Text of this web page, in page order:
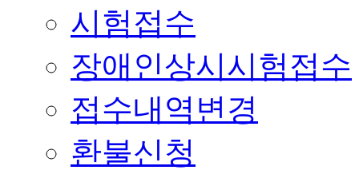
시험접수
장애인상시시험접수
접수내역변경
환불신청